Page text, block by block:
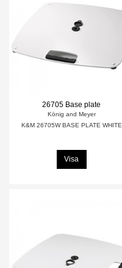
26705 Base plate
König and Meyer
K&M 26705W BASE PLATE WHITE
Visa